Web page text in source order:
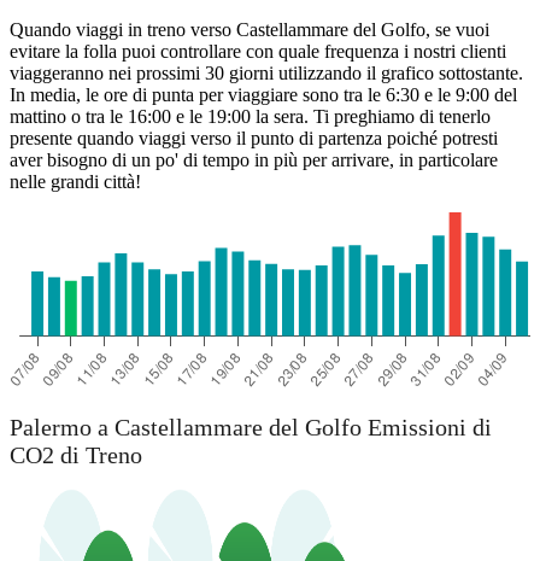
Quando viaggi in treno verso Castellammare del Golfo, se vuoi
evitare la folla puoi controllare con quale frequenza i nostri clienti
viaggeranno nei prossimi 30 giorni utilizzando il grafico sottostante.
In media, le ore di punta per viaggiare sono tra le 6:30 e le 9:00 del
mattino o tra le 16:00 e le 19:00 la sera. Ti preghiamo di tenerlo
presente quando viaggi verso il punto di partenza poiché potresti
aver bisogno di un po' di tempo in più per arrivare, in particolare
nelle grandi città!
Palermo a Castellammare del Golfo Emissioni di
CO2 di Treno